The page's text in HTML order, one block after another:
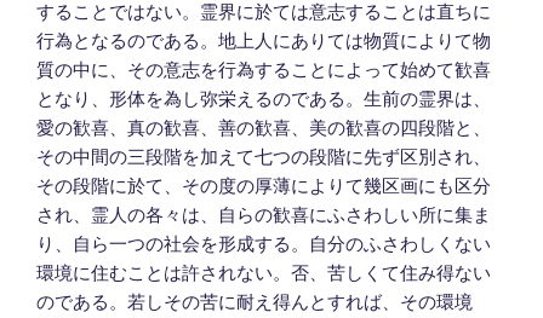
することではない。霊界に於ては意志することは直ちに
行為となるのである。地上人にありては物質によりて物
質の中に、その意志を行為することによって始めて歓喜
となり、形体を為し弥栄えるのである。生前の霊界は、
愛の歓喜、真の歓喜、善の歓喜、美の歓喜の四段階と、
その中間の三段階を加えて七つの段階に先ず区別され、
その段階に於て、その度の厚薄によりて幾区画にも区分
され、霊人の各々は、自らの歓喜にふさわしい所に集ま
り、自ら一つの社会を形成する。自分のふさわしくない
環境に住むことは許されない。否、苦しくて住み得ない
のである。若しその苦に耐え得んとすれば、その環境